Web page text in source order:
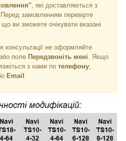
, які доставляються з
замовленням перевірте
ви зможете очікувати вказані
консультації не оформляйте
поле Передзвоніть мені . Якщо
з нами по телефону
Email